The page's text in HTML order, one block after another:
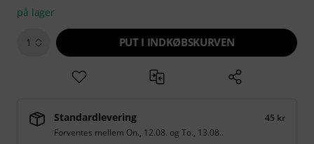
på lager
1 PUT I INDKØBSKURVEN
Standardlevering
45 kr
Forventes mellem On., 12.08. og To., 13.08..